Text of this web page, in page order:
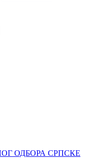
ОДБОРА СРПСКЕ